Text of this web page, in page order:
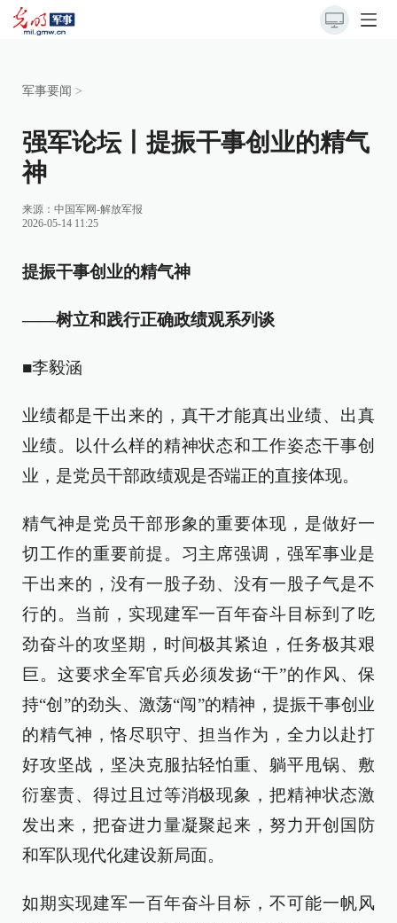
军事要闻 >
强军论坛丨提振干事创业的精气
神
来源： 中国军网-解放军报
2026-05-14 11:25
提振干事创业的精气神
——树立和践行正确政绩观系列谈
■李毅涵
业绩都是干出来的，真干才能真出业绩、出真
业绩。以什么样的精神状态和工作姿态干事创
业，是党员干部政绩观是否端正的直接体现。
精气神是党员干部形象的重要体现，是做好一
切工作的重要前提。习主席强调，强军事业是
干出来的，没有一股子劲、没有一股子气是不
行的。当前，实现建军一百年奋斗目标到了吃
劲奋斗的攻坚期，时间极其紧迫，任务极其艰
巨。这要求全军官兵必须发扬“干”的作风、保
持“创”的劲头、激荡“闯”的精神，提振干事创业
的精气神，恪尽职守、担当作为，全力以赴打
好攻坚战，坚决克服拈轻怕重、躺平甩锅、敷
衍塞责、得过且过等消极现象，把精神状态激
发出来，把奋进力量凝聚起来，努力开创国防
和军队现代化建设新局面。
如期实现建军一百年奋斗目标，不可能一帆风